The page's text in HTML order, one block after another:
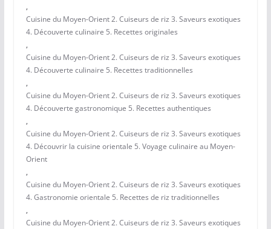
,
Cuisine du Moyen-Orient 2. Cuiseurs de riz 3. Saveurs exotiques
4. Découverte culinaire 5. Recettes originales
,
Cuisine du Moyen-Orient 2. Cuiseurs de riz 3. Saveurs exotiques
4. Découverte culinaire 5. Recettes traditionnelles
,
Cuisine du Moyen-Orient 2. Cuiseurs de riz 3. Saveurs exotiques
4. Découverte gastronomique 5. Recettes authentiques
,
Cuisine du Moyen-Orient 2. Cuiseurs de riz 3. Saveurs exotiques
4. Découvrir la cuisine orientale 5. Voyage culinaire au Moyen-
Orient
,
Cuisine du Moyen-Orient 2. Cuiseurs de riz 3. Saveurs exotiques
4. Gastronomie orientale 5. Recettes de riz traditionnelles
,
Cuisine du Moyen-Orient 2. Cuiseurs de riz 3. Saveurs exotiques